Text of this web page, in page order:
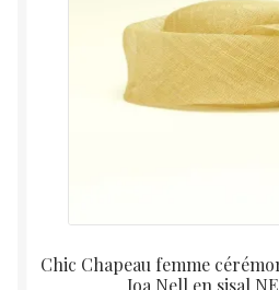
Chic Chapeau femme
Joa Nell en sisal